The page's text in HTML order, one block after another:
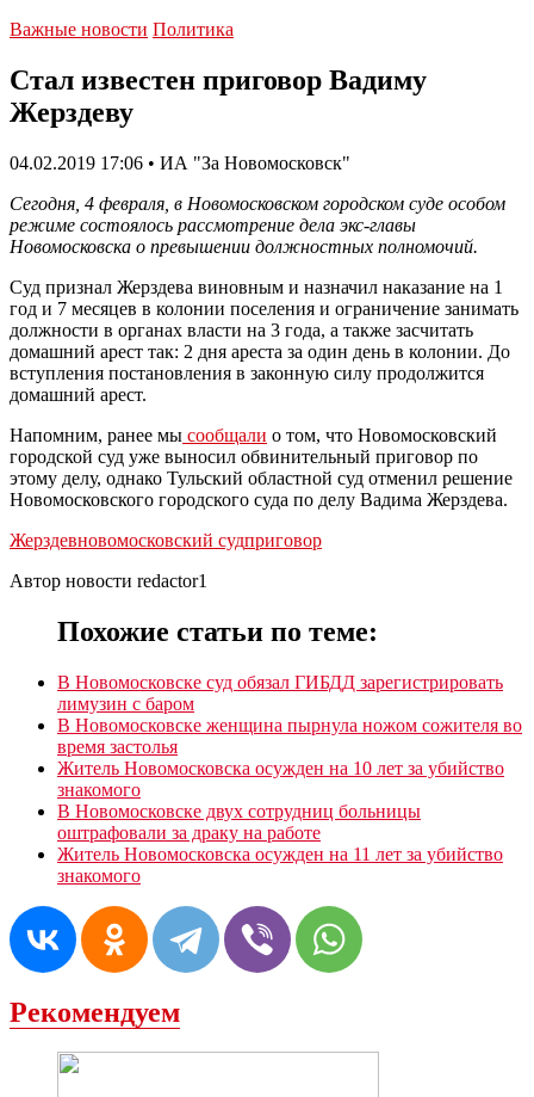
Важные новости Политика
Стал известен приговор Вадиму
Жерздеву
04.02.2019 17:06 • ИА "За Новомосковск"
Сегодня, 4 февраля, в Новомосковском городском суде особом
режиме состоялось рассмотрение дела экс-главы
Новомосковска о превышении должностных полномочий.
Суд признал Жерздева виновным и назначил наказание на 1
год и 7 месяцев в колонии поселения и ограничение занимать
должности в органах власти на 3 года, а также засчитать
домашний арест так: 2 дня ареста за один день в колонии. До
вступления постановления в законную силу продолжится
домашний арест.
Напомним, ранее мы сообщали о том, что Новомосковский
городской суд уже выносил обвинительный приговор по
этому делу, однако Тульский областной суд отменил решение
Новомосковского городского суда по делу Вадима Жерздева.
Жерздевновомосковский судприговор
Автор новости redactor1
Похожие статьи по теме:
В Новомосковске суд обязал ГИБДД зарегистрировать
лимузин с баром
В Новомосковске женщина пырнула ножом сожителя во
время застолья
Житель Новомосковска осужден на 10 лет за убийство
знакомого
В Новомосковске двух сотрудниц больницы
оштрафовали за драку на работе
Житель Новомосковска осужден на 11 лет за убийство
знакомого
Рекомендуем